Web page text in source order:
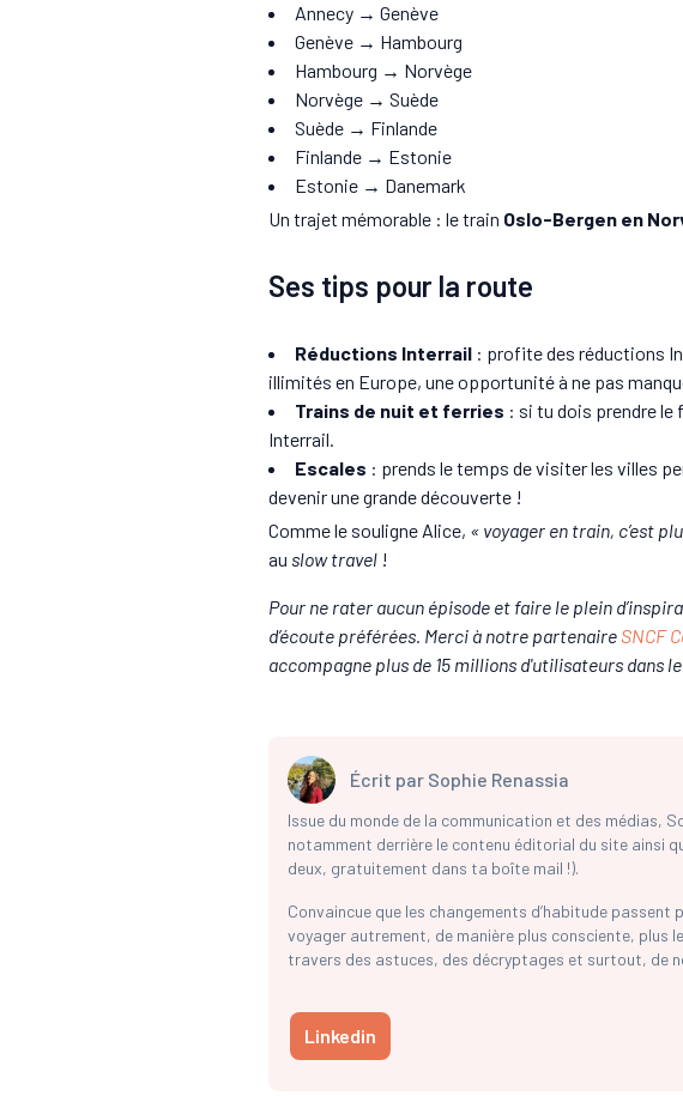
Annecy → Genève
Genève → Hambourg
Hambourg → Norvège
Norvège → Suède
Suède → Finlande
Finlande → Estonie
Estonie → Danemark
Un trajet mémorable : le train Oslo-Bergen en
Ses tips pour la route
Réductions Interrail : profite des réductions
illimités en Europe, une opportunité à ne pas
Trains de nuit et ferries : si tu dois prendre le
Interrail.
Escales : prends le temps de visiter les villes
devenir une grande découverte !
Comme le souligne Alice, « voyager en train, c’est
au slow travel !
Pour ne rater aucun épisode et faire le plein
d’écoute préférées. Merci à notre partenaireSNCF
accompagne plus de 15 millions d'utilisateurs dans
Écrit par Sophie Renassia
Issue du monde de la communication et des médias,
notamment derrière le contenu éditorial du site ainsi
deux, gratuitement dans ta boîte mail !).
Convaincue que les changements d’habitude
voyager autrement, de manière plus consciente, plus
travers des astuces, des décryptages et surtout, de
Linkedin